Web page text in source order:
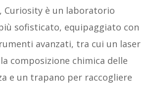
Curiosity è un laboratorio
sofisticato, equipaggiato con
avanzati, tra cui un laser
composizione chimica delle
e un trapano per raccogliere